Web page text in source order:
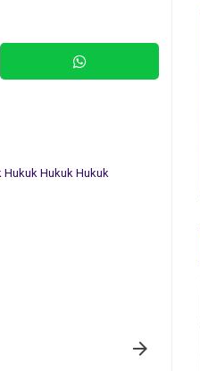
Hukuk Hukuk Hukuk
